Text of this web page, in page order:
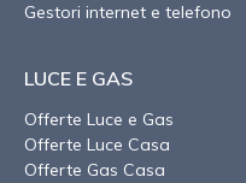
Gestori internet e telefono
LUCE E GAS
Offerte Luce e Gas
Offerte Luce Casa
Offerte Gas Casa